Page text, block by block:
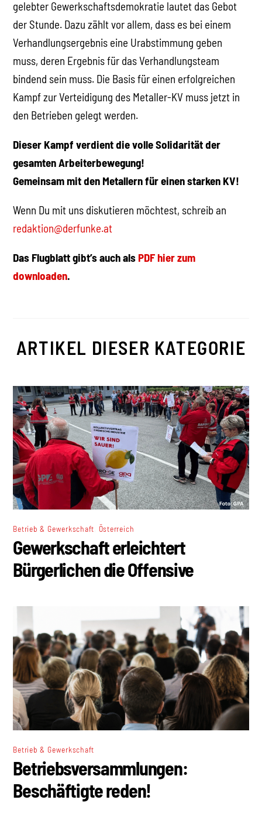
gelebter Gewerkschaftsdemokratie lautet das Gebot
der Stunde. Dazu zählt vor allem, dass es bei einem
Verhandlungsergebnis eine Urabstimmung geben
muss, deren Ergebnis für das Verhandlungsteam
bindend sein muss. Die Basis für einen erfolgreichen
Kampf zur Verteidigung des Metaller-KV muss jetzt in
den Betrieben gelegt werden.
Dieser Kampf verdient die volle Solidarität der
gesamten Arbeiterbewegung!
Gemeinsam mit den Metallern für einen starken KV!
Wenn Du mit uns diskutieren möchtest, schreib an
redaktion@derfunke.at
Das Flugblatt gibt’s auch als PDF hier zum
downloaden.
ARTIKEL DIESER KATEGORIE
Betrieb & Gewerkschaft Österreich
Gewerkschaft erleichtert
Bürgerlichen die Offensive
Betrieb & Gewerkschaft
Betriebsversammlungen:
Beschäftigte reden!